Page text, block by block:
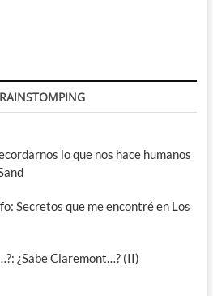
lo que nos hace humanos
Secretos que me encontré en Los
¿Sabe Claremont…? (II)